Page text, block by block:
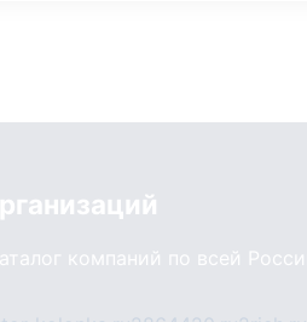
компаний по всей